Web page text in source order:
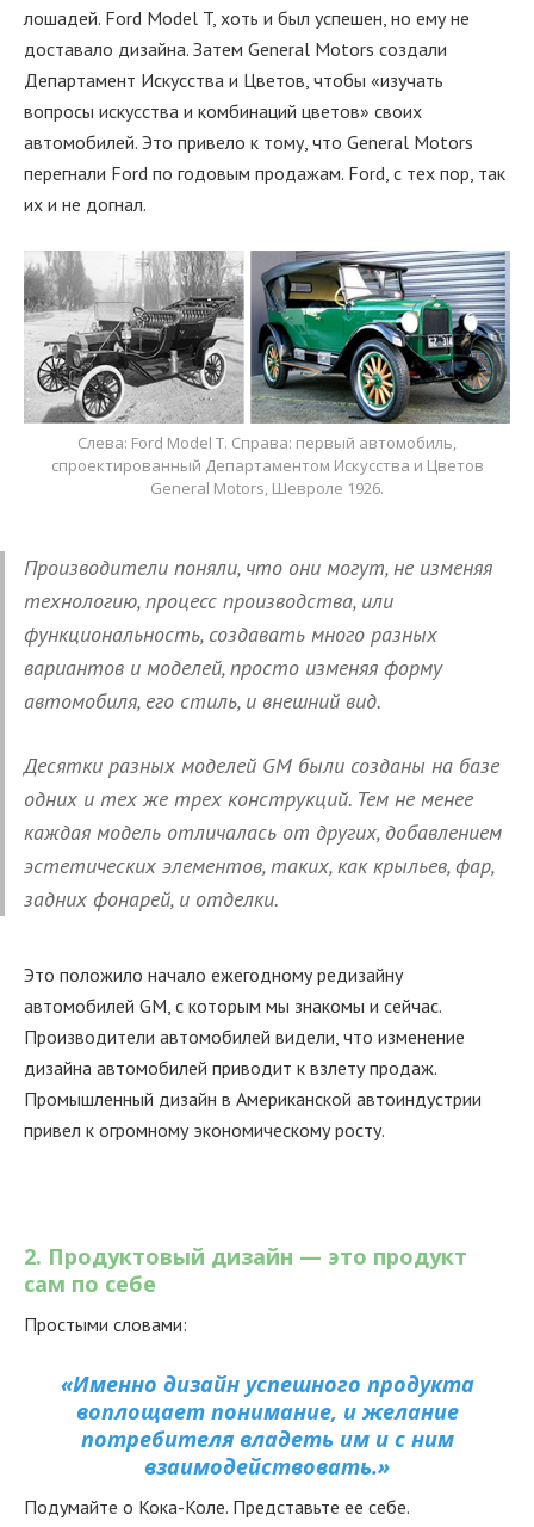
лошадей. Ford Model T, хоть и был успешен, но ему не
доставало дизайна. Затем General Motors создали
Департамент Искусства и Цветов, чтобы «изучать
вопросы искусства и комбинаций цветов» своих
автомобилей. Это привело к тому, что General Motors
перегнали Ford по годовым продажам. Ford, с тех пор, так
их и не догнал.
Слева: Ford Model T. Справа: первый автомобиль,
спроектированный Департаментом Искусства и Цветов
General Motors, Шевроле 1926.
Производители поняли, что они могут, не изменяя
технологию, процесс производства, или
функциональность, создавать много разных
вариантов и моделей, просто изменяя форму
автомобиля, его стиль, и внешний вид.
Десятки разных моделей GM были созданы на базе
одних и тех же трех конструкций. Тем не менее
каждая модель отличалась от других, добавлением
эстетических элементов, таких, как крыльев, фар,
задних фонарей, и отделки.
Это положило начало ежегодному редизайну
автомобилей GM, с которым мы знакомы и сейчас.
Производители автомобилей видели, что изменение
дизайна автомобилей приводит к взлету продаж.
Промышленный дизайн в Американской автоиндустрии
привел к огромному экономическому росту.
2. Продуктовый дизайн — это продукт
сам по себе
Простыми словами:
«Именно дизайн успешного продукта
воплощает понимание, и желание
потребителя владеть им и с ним
взаимодействовать.»
Подумайте о Кока-Коле. Представьте ее себе.